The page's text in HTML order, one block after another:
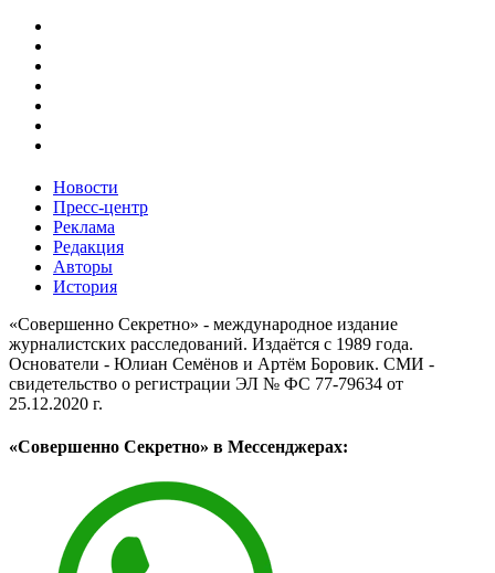
Новости
Пресс-центр
Реклама
Редакция
Авторы
История
«Совершенно Секретно» - международное издание
журналистских расследований. Издаётся с 1989 года.
Основатели - Юлиан Семёнов и Артём Боровик. CМИ -
свидетельство о регистрации ЭЛ № ФС 77-79634 от
25.12.2020 г.
«Совершенно Секретно» в Мессенджерах: